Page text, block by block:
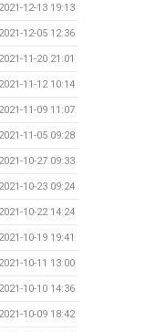
2021-12-13 19:13
2021-12-05 12:36
2021-11-20 21:01
2021-11-12 10:14
2021-11-09 11:07
2021-11-05 09:28
2021-10-27 09:33
2021-10-23 09:24
2021-10-22 14:24
2021-10-19 19:41
2021-10-11 13:00
2021-10-10 14:36
2021-10-09 18:42